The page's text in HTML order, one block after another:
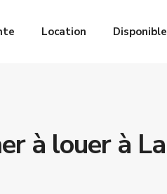
Location Disponible
à louer à La